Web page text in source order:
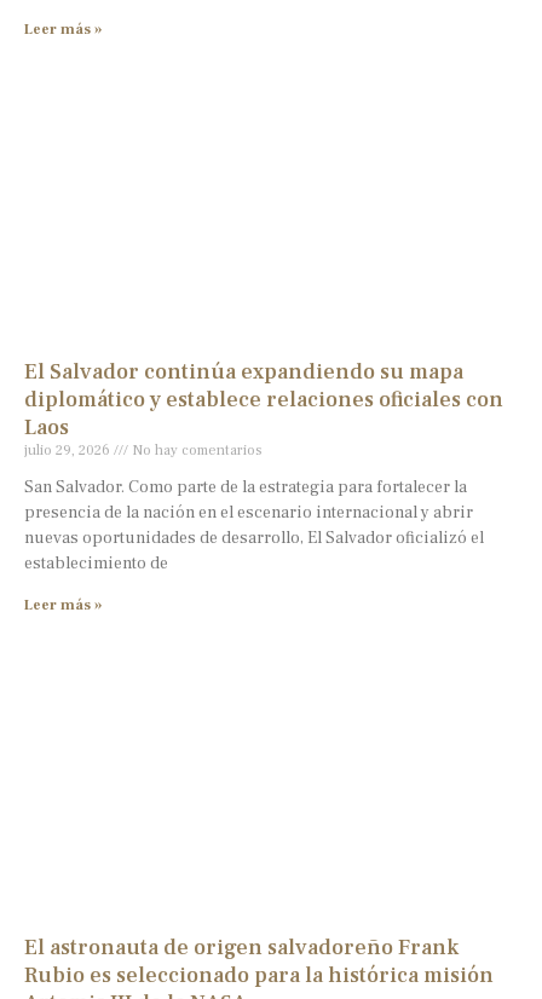
Leer más »
El Salvador continúa expandiendo su mapa
diplomático y establece relaciones oficiales con
Laos
julio 29, 2026 No hay comentarios
San Salvador. Como parte de la estrategia para fortalecer la
presencia de la nación en el escenario internacional y abrir
nuevas oportunidades de desarrollo, El Salvador oficializó el
establecimiento de
Leer más »
El astronauta de origen salvadoreño Frank
Rubio es seleccionado para la histórica misión